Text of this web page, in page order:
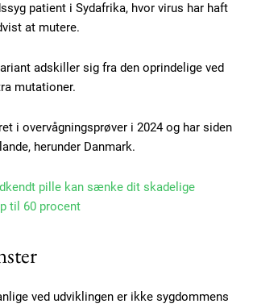
Plans
patient i Sydafrika, hvor virus har haft
at mutere.
adskiller sig fra den oprindelige ved
mutationer.
i overvågningsprøver i 2024 og har siden
herunder Danmark.
pille kan sænke dit skadelige
til 60 procent
ved udviklingen er ikke sygdommens